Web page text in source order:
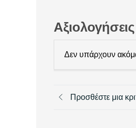
Αξιολογήσεις
Δεν υπάρχουν
Προσθέστε μια